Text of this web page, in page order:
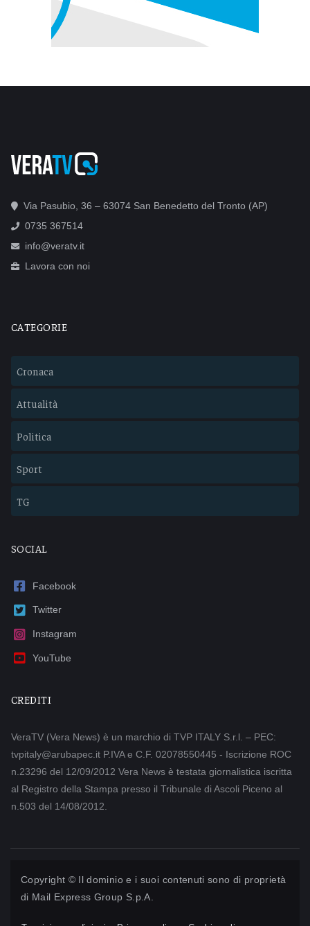
Via Pasubio, 36 – 63074 San Benedetto del Tronto (AP)
0735 367514
info@veratv.it
Lavora con noi
CATEGORIE
Cronaca
Attualità
Politica
Sport
TG
SOCIAL
Facebook
Twitter
Instagram
YouTube
CREDITI
VeraTV (Vera News) è un marchio di TVP ITALY S.r.l. – PEC:
tvpitaly@arubapec.it P.IVA e C.F. 02078550445 - Iscrizione ROC
n.23296 del 12/09/2012 Vera News è testata giornalistica iscritta
al Registro della Stampa presso il Tribunale di Ascoli Piceno al
n.503 del 14/08/2012.
Copyright © Il dominio e i suoi contenuti sono di proprietà
di Mail Express Group S.p.A.